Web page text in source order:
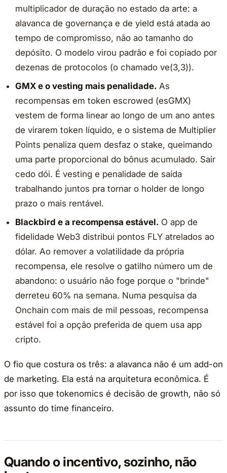
multiplicador de duração no estado da arte: a
alavanca de governança e de yield está atada ao
tempo de compromisso, não ao tamanho do
depósito. O modelo virou padrão e foi copiado por
dezenas de protocolos (o chamado ve(3,3)).
GMX e o vesting mais penalidade. As
recompensas em token escrowed (esGMX)
vestem de forma linear ao longo de um ano antes
de virarem token líquido, e o sistema de Multiplier
Points penaliza quem desfaz o stake, queimando
uma parte proporcional do bônus acumulado. Sair
cedo dói. É vesting e penalidade de saída
trabalhando juntos pra tornar o holder de longo
prazo o mais rentável.
Blackbird e a recompensa estável. O app de
fidelidade Web3 distribui pontos FLY atrelados ao
dólar. Ao remover a volatilidade da própria
recompensa, ele resolve o gatilho número um de
abandono: o usuário não foge porque o "brinde"
derreteu 60% na semana. Numa pesquisa da
Onchain com mais de mil pessoas, recompensa
estável foi a opção preferida de quem usa app
cripto.
O fio que costura os três: a alavanca não é um add-on
de marketing. Ela está na arquitetura econômica. É
por isso que tokenomics é decisão de growth, não só
assunto do time financeiro.
Quando o incentivo, sozinho, não